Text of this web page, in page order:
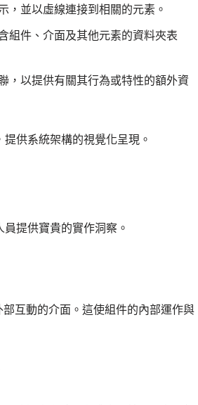
，並以虛線連接到相關的元素。
組件、介面及其他元素的資料夾表
，以提供有關其行為或特性的額外資
供系統架構的視覺化呈現。
提供寶貴的實作洞察。
互動的介面。這使組件的內部運作與